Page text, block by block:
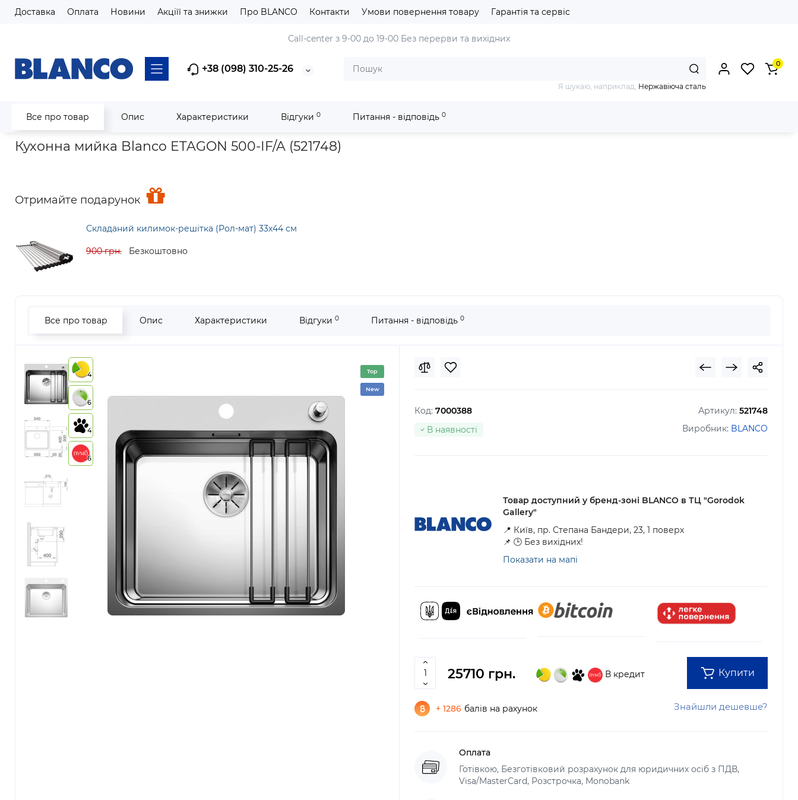
Доставка Оплата Новини Акціїї та знижки Про BLANCO Контакти Умови повернення товару Гарантія та сервіс
Сall-center з 9-00 до 19-00 Без перерви та вихідних
+38 (098) 310-25-26
Я шукаю, наприклад, Нержавіюча сталь
0
Все про товар Опис Характеристики Відгуки 0 Питання - відповідь 0
Головна Мийки кухонні Мийки з нержавіючої сталі Кухонна мийка Blanco ETAGON 500-IF/A (521748)
Кухонна мийка Blanco ETAGON 500-IF/A (521748)
Отримайте подарунок
Складаний килимок-решітка (Рол-мат) 33х44 см
900 грн. Безкоштовно
Все про товар Опис Характеристики Відгуки 0 Питання - відповідь 0
4
6
4
6
Top
New
Код: 7000388 Артикул: 521748
Виробник: BLANCO
В наявності
Товар доступний у бренд-зоні BLANCO в ТЦ "Gorodok
Gallery"
📍 Київ, пр. Степана Бандери, 23, 1 поверх
📌 🕒 Без вихідних!
Показати на мапі
25710 грн. В кредит Купити
+ 1286 балів на рахунок Знайшли дешевше?
Оплата
Готівкою, Безготівковий розрахунок для юридичних осіб з ПДВ,
Visa/MasterCard, Розстрочка, Monobank